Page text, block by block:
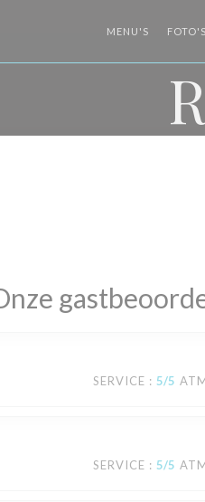
MENU'S FOTO'S
SERVICE : 5/5
SERVICE : 5/5